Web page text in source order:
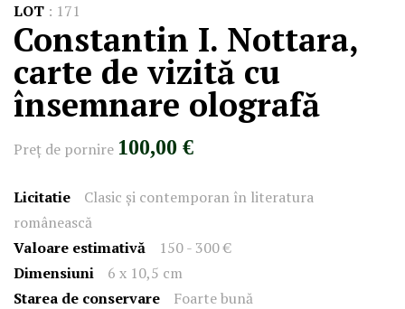
LOT : 171
Constantin I. Nottara,
carte de vizită cu
însemnare olografă
Preţ de pornire 100,00 €
Licitatie
Clasic și contemporan în literatura
românească
Valoare estimativă
150 - 300 €
Dimensiuni
6 x 10,5 cm
Starea de conservare
Foarte bună